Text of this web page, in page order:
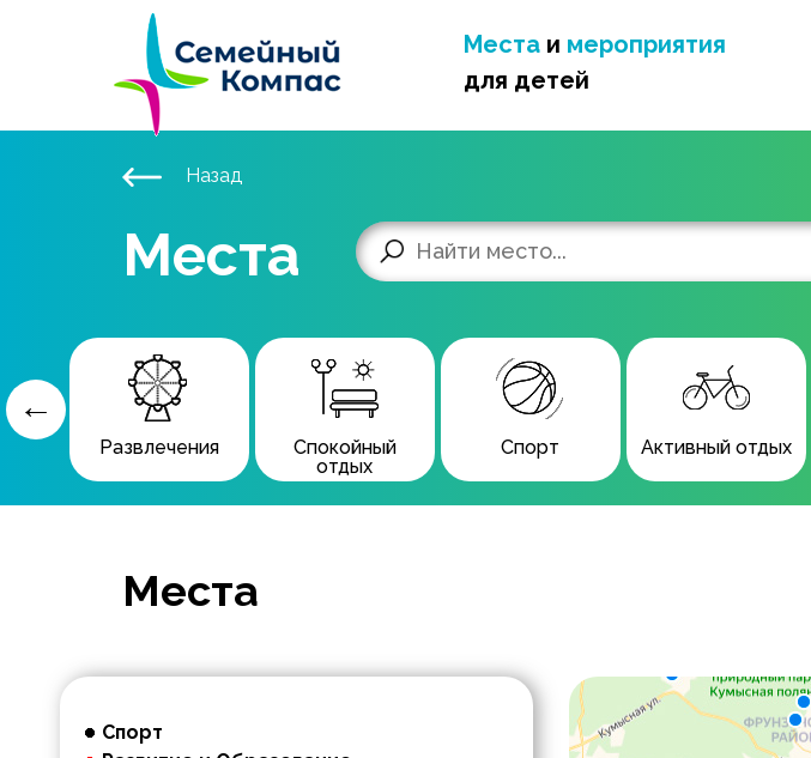
Места и мероприятия
для детей
Назад
Места
Развлечения
Спокойный
отдых
Спорт Активный отдых
Места
Спорт